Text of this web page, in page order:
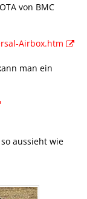
von BMC
Airbox.htm
man ein
aussieht wie